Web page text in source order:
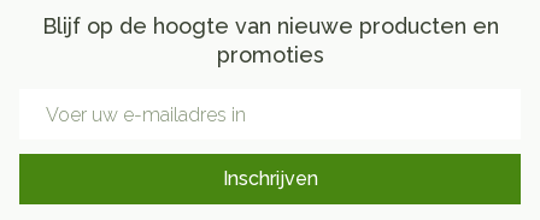
Blijf op de hoogte van nieuwe producten en
promoties
Inschrijven